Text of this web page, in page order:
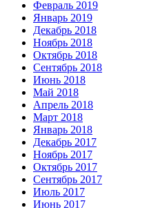
Февраль 2019
Январь 2019
Декабрь 2018
Ноябрь 2018
Октябрь 2018
Сентябрь 2018
Июнь 2018
Май 2018
Апрель 2018
Март 2018
Январь 2018
Декабрь 2017
Ноябрь 2017
Октябрь 2017
Сентябрь 2017
Июль 2017
Июнь 2017